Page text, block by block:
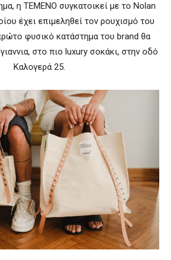
η TEMENO συγκατοικεί με το Nolan
έχει επιμεληθεί τον ρουχισμό του
φυσικό κατάστημα του brand θα
στο πιο luxury σοκάκι, στην οδό
Καλογερά 25.